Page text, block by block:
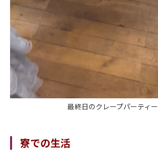
最終日のクレープパーティー
寮での生活